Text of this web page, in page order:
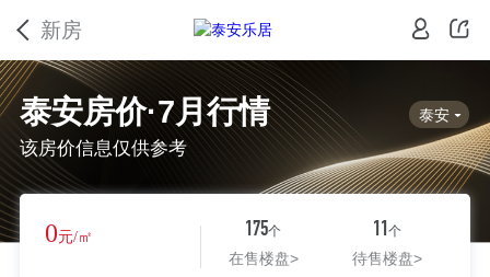
新房
泰安房价·7月行情
该房价信息仅供参考
泰安
0元/㎡ 175个
在售楼盘>
11个
待售楼盘>